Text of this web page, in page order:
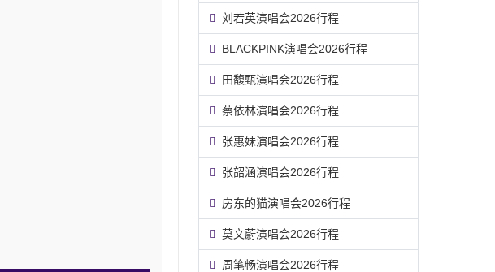
刘若英演唱会2026行程
BLACKPINK演唱会2026行程
田馥甄演唱会2026行程
蔡依林演唱会2026行程
张惠妹演唱会2026行程
张韶涵演唱会2026行程
房东的猫演唱会2026行程
莫文蔚演唱会2026行程
周笔畅演唱会2026行程